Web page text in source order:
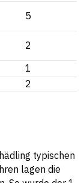
5
2
1
2
typischen
lagen die